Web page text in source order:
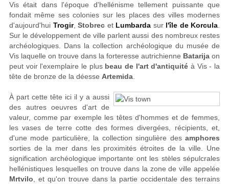
Vis était dans l'époque d'hellénisme tellement puissante que
fondait même ses colonies sur les places des villes modernes
d'aujourd'hui Trogir, Stobrec et Lumbarda surl'île de Korcula
Sur le développement de ville parlent aussi des nombreux restes
archéologiques. Dans la collection archéologique du musée de
Vis laquelle on trouve dans la forteresse autrichienne Batarija on
peut voir l'exemplaire le plus beau de l'art d'antiquité à Vis - la
tête de bronze de la déesse Artemida
À part cette tête ici il y a aussi
des autres oeuvres d'art de
valeur, comme par exemple les têtes d'hommes et de femmes,
les vases de terre cotte des formes divergées, récipients, et,
d'une mode particulière, la collection singulière des amphores
sorties de la mer dans les proximités étroites de la ville. Une
signification archéologique importante ont les stèles sépulcrales
hellénistiques lesquelles on trouve dans la zone de ville appelée
Mrtvilo , et qu'on trouve dans la partie occidentale des terrains